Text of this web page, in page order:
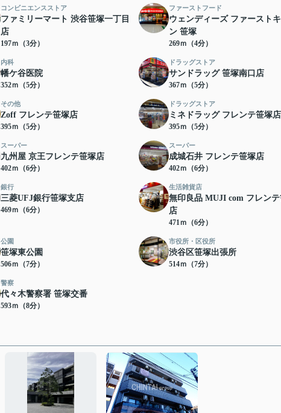
コンビニエンスストア
ファミリーマート 渋谷笹塚一丁目
店
197ｍ（3分）
ファーストフード
ウェンディーズ ファースト
ン 笹塚
269ｍ（4分）
内科
幡ケ谷医院
352ｍ（5分）
ドラッグストア
サンドラッグ 笹塚南口店
367ｍ（5分）
その他
Zoff フレンテ笹塚店
395ｍ（5分）
ドラッグストア
ミネドラッグ フレンテ笹塚店
395ｍ（5分）
スーパー
九州屋 京王フレンテ笹塚店
402ｍ（6分）
スーパー
成城石井 フレンテ笹塚店
402ｍ（6分）
銀行
三菱UFJ銀行笹塚支店
469ｍ（6分）
生活雑貨店
無印良品 MUJI com フレン
店
471ｍ（6分）
公園
笹塚東公園
506ｍ（7分）
市役所・区役所
渋谷区笹塚出張所
514ｍ（7分）
警察
代々木警察署 笹塚交番
593ｍ（8分）